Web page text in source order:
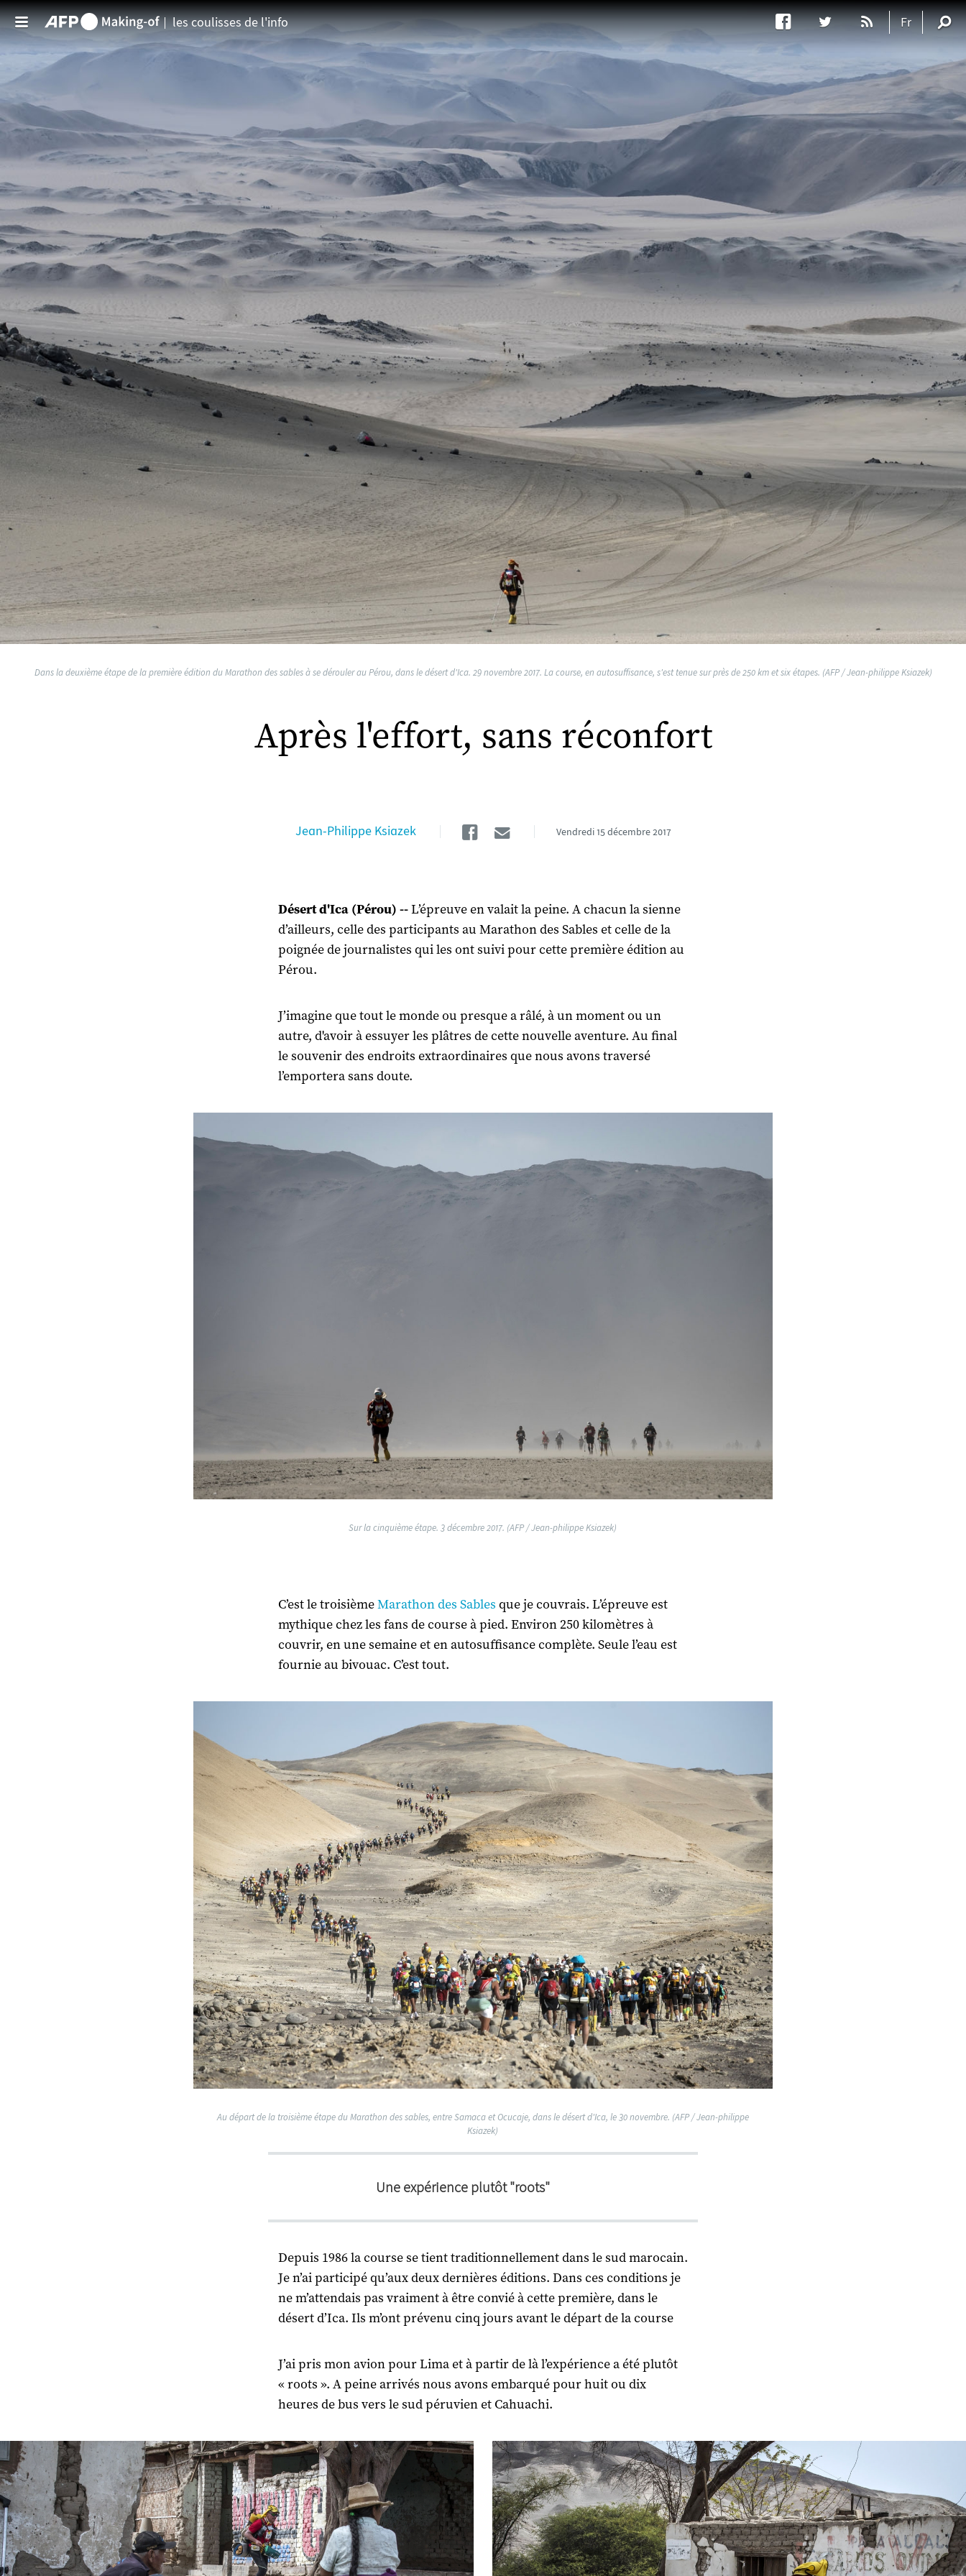
Aller au contenu principal
les coulisses de l'info
Dans la deuxième étape de la première édition du Marathon des sables à se dérouler au Pérou, dans le désert d'Ica. 29 novembre 2017. La course, en autosuffisance, s'est tenue sur près de 250 km et six étapes. (AFP / Jean-philippe Ksiazek)
Après l'effort, sans réconfort
Jean-Philippe Ksiazek Facebook
EmailVendredi 15 décembre 2017
Désert d'Ica (Pérou) --L’épreuve en valait la peine. A chacun la sienne
d’ailleurs, celle des participants au Marathon des Sables et celle de la
poignée de journalistes qui les ont suivi pour cette première édition au
Pérou.
J’imagine que tout le monde ou presque a râlé, à un moment ou un
autre, d'avoir à essuyer les plâtres de cette nouvelle aventure. Au final
le souvenir des endroits extraordinaires que nous avons traversé
l’emportera sans doute.
Sur la cinquième étape. 3 décembre 2017. (AFP / Jean-philippe Ksiazek)
C’est le troisièmeMarathon des Sables que je couvrais. L’épreuve est
mythique chez les fans de course à pied. Environ 250 kilomètres à
couvrir, en une semaine et en autosuffisance complète. Seule l’eau est
fournie au bivouac. C’est tout.
Au départ de la troisième étape du Marathon des sables, entre Samaca et Ocucaje, dans le désert d'Ica, le 30 novembre. (AFP / Jean-philippe
Ksiazek)
Une expérience plutôt "roots"
Depuis 1986 la course se tient traditionnellement dans le sud marocain.
Je n’ai participé qu’aux deux dernières éditions. Dans ces conditions je
ne m’attendais pas vraiment à être convié à cette première, dans le
désert d’Ica. Ils m’ont prévenu cinq jours avant le départ de la course
J’ai pris mon avion pour Lima et à partir de là l’expérience a été plutôt
« roots ». A peine arrivés nous avons embarqué pour huit ou dix
heures de bus vers le sud péruvien et Cahuachi.